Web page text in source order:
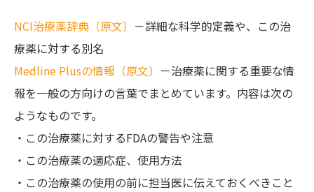
NCI治療薬辞典（原文） －詳細な科学的定義や、この治
療薬に対する別名
Medline Plusの情報（原文） －治療薬に関する重要な情
報を一般の方向けの言葉でまとめています。内容は次の
ようなものです。
・この治療薬に対するFDAの警告や注意
・この治療薬の適応症、使用方法
・この治療薬の使用の前に担当医に伝えておくべきこと